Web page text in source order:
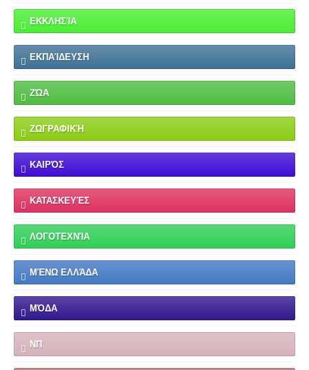
ΕΚΚΛΗΣΊΑ
ΕΚΠΑΊΔΕΥΣΗ
ΖΏΑ
ΖΩΓΡΑΦΙΚΉ
ΚΑΙΡΌΣ
ΚΑΤΑΣΚΕΥΈΣ
ΛΟΓΟΤΕΧΝΊΑ
ΜΈΝΩ ΕΛΛΆΔΑ
ΜΌΔΑ
ΝΠ